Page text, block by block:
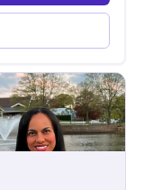
el individuo,
todo su entorno,
conocernos, de
desde la
cerebrales,
es
nunca será
a empezar